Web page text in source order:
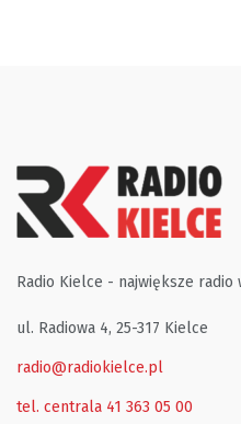
Radio Kielce - największe
ul. Radiowa 4, 25-317 Kielce
radio@radiokielce.pl
tel. centrala 41 363 05 00